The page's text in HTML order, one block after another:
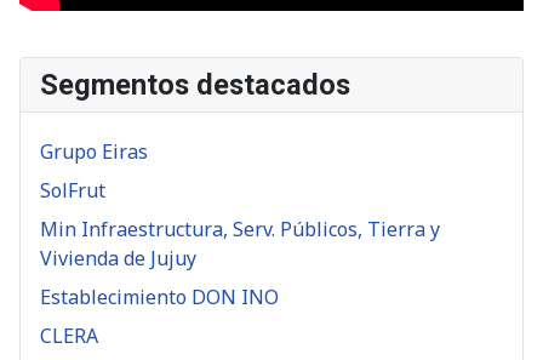
Segmentos destacados
Grupo Eiras
SolFrut
Min Infraestructura, Serv. Públicos, Tierra y
Vivienda de Jujuy
Establecimiento DON INO
CLERA